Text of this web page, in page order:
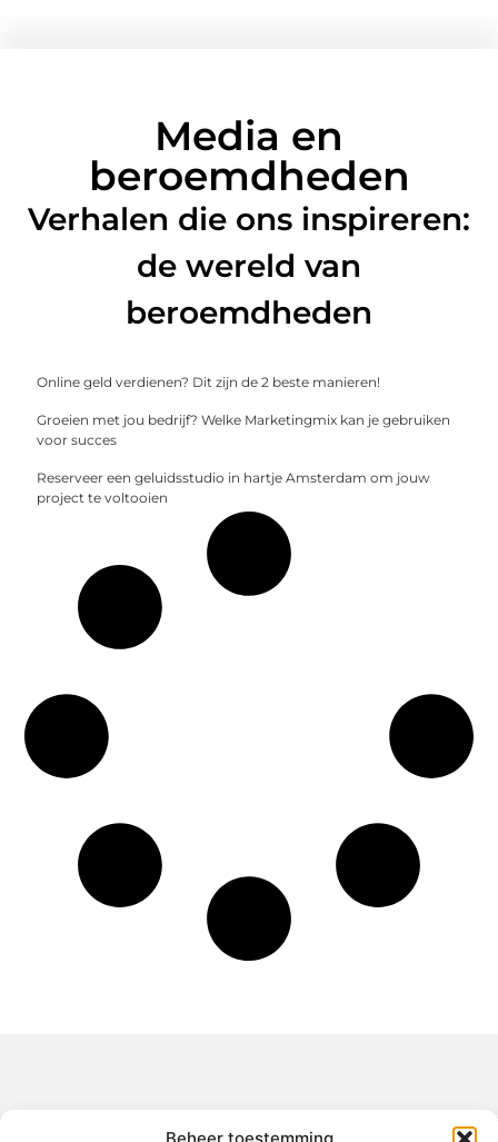
Beheer toestemming
Media en
beroemdheden
Verhalen die ons inspireren:
de wereld van
beroemdheden
Online geld verdienen? Dit zijn de 2 beste manieren!
Groeien met jou bedrijf? Welke Marketingmix kan je gebruiken
voor succes
Reserveer een geluidsstudio in hartje Amsterdam om jouw
project te voltooien
Jouw gids voor inspiratie en tips uit het dagelijks leven.